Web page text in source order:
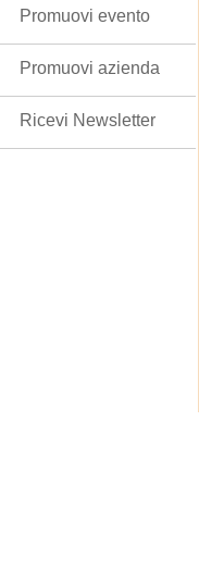
Promuovi evento
Promuovi azienda
Ricevi Newsletter